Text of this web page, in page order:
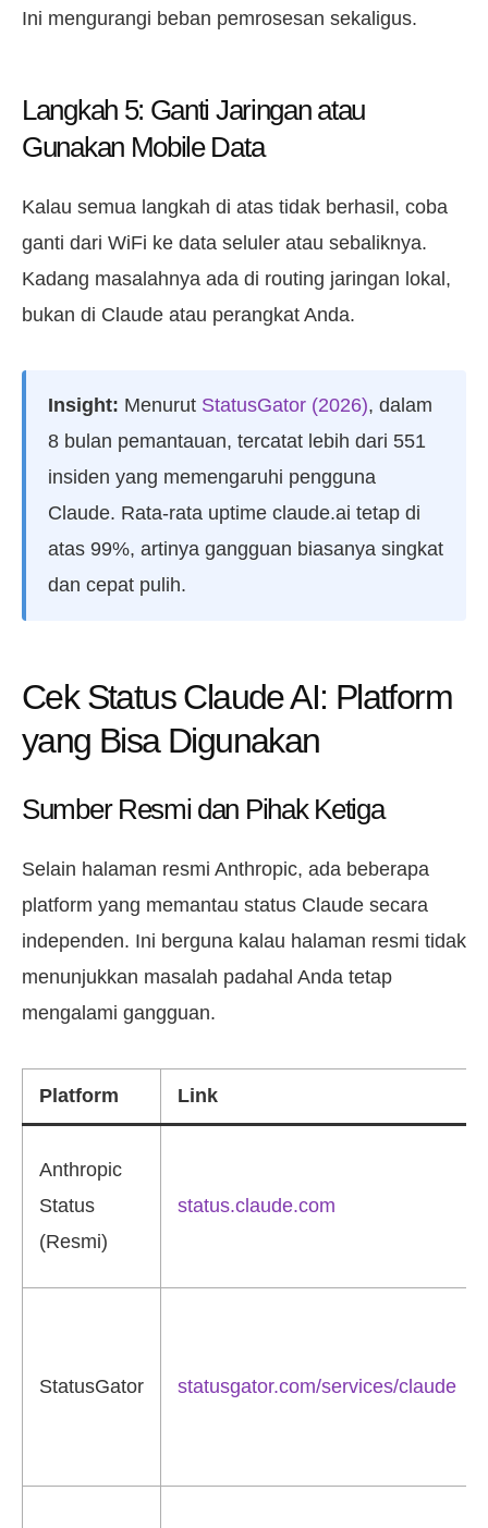
Ini mengurangi beban pemrosesan sekaligus.
Langkah 5: Ganti Jaringan atau
Gunakan Mobile Data
Kalau semua langkah di atas tidak berhasil, coba
ganti dari WiFi ke data seluler atau sebaliknya.
Kadang masalahnya ada di routing jaringan lokal,
bukan di Claude atau perangkat Anda.
Insight: Menurut StatusGator (2026), dalam
8 bulan pemantauan, tercatat lebih dari 551
insiden yang memengaruhi pengguna
Claude. Rata-rata uptime claude.ai tetap di
atas 99%, artinya gangguan biasanya singkat
dan cepat pulih.
Cek Status Claude AI: Platform
yang Bisa Digunakan
Sumber Resmi dan Pihak Ketiga
Selain halaman resmi Anthropic, ada beberapa
platform yang memantau status Claude secara
independen. Ini berguna kalau halaman resmi tidak
menunjukkan masalah padahal Anda tetap
mengalami gangguan.
Platform Link
Anthropic
Status
(Resmi)
status.claude.com
StatusGator statusgator.com/services/claude